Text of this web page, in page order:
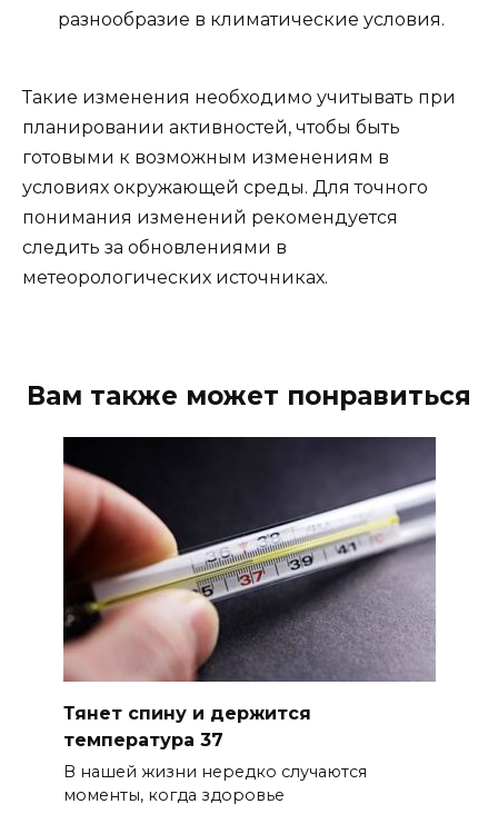
разнообразие в климатические условия.
Такие изменения необходимо учитывать при
планировании активностей, чтобы быть
готовыми к возможным изменениям в
условиях окружающей среды. Для точного
понимания изменений рекомендуется
следить за обновлениями в
метеорологических источниках.
Вам также может понравиться
Тянет спину и держится
температура 37
В нашей жизни нередко случаются
моменты, когда здоровье